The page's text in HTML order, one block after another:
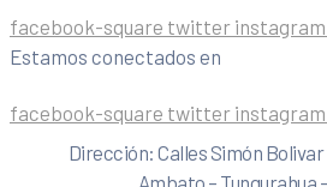
facebook-square twitter instagram
Estamos conectados en
facebook-square twitter instagram
Dirección: Calles Simón